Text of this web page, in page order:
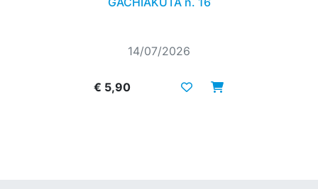
14/07/2026
€ 5,90